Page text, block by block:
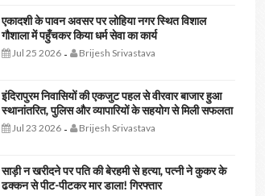
एकादशी के पावन अवसर पर लोहिया नगर स्थित विशाल
गौशाला में पहुँचकर किया धर्म सेवा का कार्य
Jul 25 2026- Brijesh Srivastava
इंदिरापुरम निवासियों की एकजुट पहल से वीरवार बाजार हुआ
स्थानांतरित, पुलिस और व्यापारियों के सहयोग से मिली सफलता
Jul 23 2026- Brijesh Srivastava
साड़ी न खरीदने पर पति की बेरहमी से हत्या, पत्नी ने कुकर के
ढक्कन से पीट-पीटकर मार डाला! गिरफ्तार